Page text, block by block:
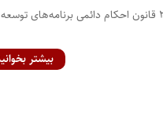
طرح تقویت پول ملی و سرمایه‌گذاری برای تولید ماده ۱- بند (ت) ماده ۲۰ قانون احکام دائمی برنامه‌های توسعه
بیشتر